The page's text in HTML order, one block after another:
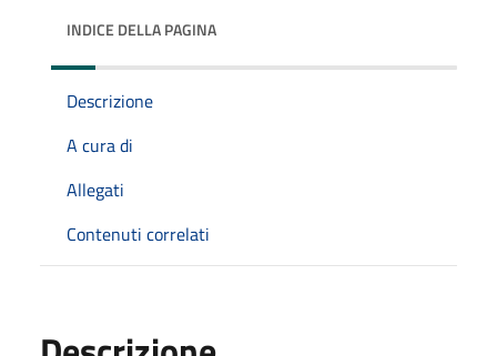
INDICE DELLA PAGINA
Descrizione
A cura di
Allegati
Contenuti correlati